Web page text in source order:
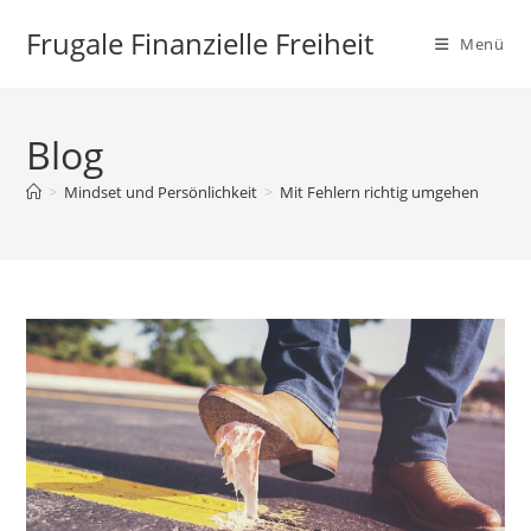
InhaltFrugale Finanzielle Freiheit Menü
Blog
> Mindset und Persönlichkeit > Mit Fehlern richtig umgehen